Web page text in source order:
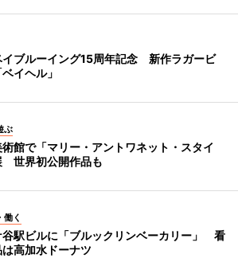
イブルーイング15周年記念 新作ラガービ
イヘル」
ぶ
館で「マリー・アントワネット・スタイ
世界初公開作品も
働く
谷駅ビルに「ブルックリンベーカリー」 看
高加水ドーナツ